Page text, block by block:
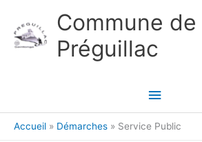
Commune de
Préguillac
Menu
principal
Accueil Démarches Service Public